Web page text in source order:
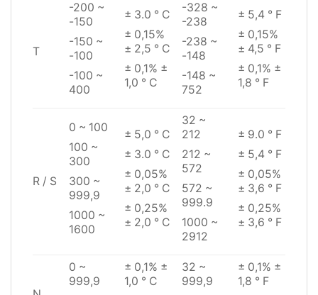
T
-200 ~
-150
-150 ~
-100
-100 ~
400
± 3.0 ° C
± 0,15%
± 2,5 ° C
± 0,1% ±
1,0 ° C
-328 ~
-238
-238 ~
-148
-148 ~
752
± 5,4 ° F
± 0,15%
± 4,5 ° F
± 0,1% ±
1,8 ° F
R / S
0 ~ 100
100 ~
300
300 ~
999,9
1000 ~
1600
± 5,0 ° C
± 3.0 ° C
± 0,05%
± 2,0 ° C
± 0,25%
± 2,0 ° C
32 ~
212
212 ~
572
572 ~
999.9
1000 ~
2912
± 9.0 ° F
± 5,4 ° F
± 0,05%
± 3,6 ° F
± 0,25%
± 3,6 ° F
0 ~
999,9
± 0,1% ±
1,0 ° C
32 ~
999,9
± 0,1% ±
1,8 ° F